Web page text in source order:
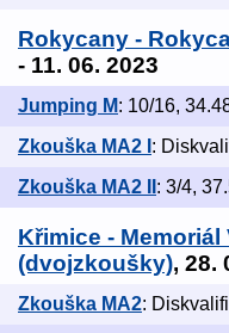
Rokycany -
- 11. 06. 2023
Jumping M: 10/16,
Zkouška MA2 I :
Zkouška MA2 II : 3/4,
Křimice -
(dvojzkoušky), 28.
Zkouška MA2: